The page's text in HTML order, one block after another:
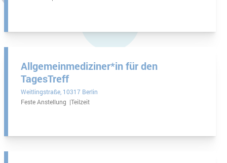
Allgemeinmediziner*in für den
TagesTreff
Weitlingstraße 10317 Berlin
Feste Anstellung
Teilzeit